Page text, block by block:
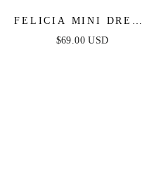
FELICIA MINI DRESS
- WHITE
$69.00 USD